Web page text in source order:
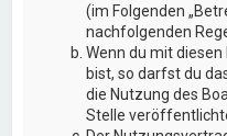
(im Folgenden
nachfolgenden
Wenn du mit
bist, so darfst du
die Nutzung des
Stelle